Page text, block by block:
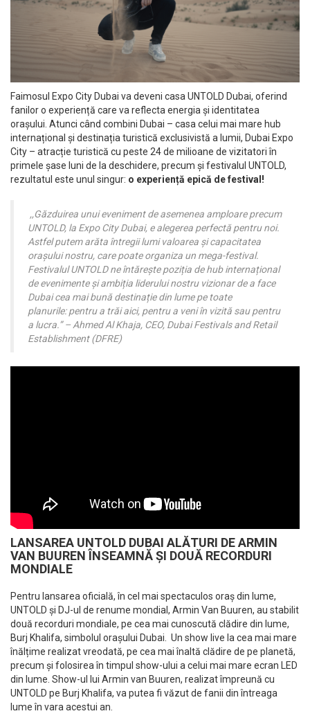
Faimosul Expo City Dubai va deveni casa UNTOLD Dubai, oferind
fanilor o experiență care va reflecta energia și identitatea
orașului. Atunci când combini Dubai – casa celui mai mare hub
internațional și destinația turistică exclusivistă a lumii, Dubai Expo
City – atracție turistică cu peste 24 de milioane de vizitatori în
primele șase luni de la deschidere, precum și festivalul UNTOLD,
rezultatul este unul singur: o experiență epică de festival!
,,Găzduirea unui eveniment de asemenea amploare precum
UNTOLD, la Expo City Dubai, e alegerea perfectă pentru noi.
Astfel putem arăta întregii lumi valoarea și capacitatea
orașului nostru, care poate organiza un mega-festival.
Festivalul UNTOLD ne întărește poziția de hub internațional
de evenimente și ambiția liderului nostru vizionar de a face
Dubai cea mai bună destinație din lume pe toate
planurile:pentru a trăi aici, pentru a veni în vizită sau pentru
a lucra.”– Ahmed Al Khaja, CEO, Dubai Festivals and Retail
Establishment (DFRE)
LANSAREA UNTOLD DUBAI ALĂTURI DE ARMIN
VAN BUUREN ÎNSEAMNĂ ȘI DOUĂ RECORDURI
MONDIALE
Pentru lansarea oficială, în cel mai spectaculos oraș din lume,
UNTOLD și DJ-ul de renume mondial, Armin Van Buuren, au stabilit
două recorduri mondiale, pe cea mai cunoscută clădire din lume,
Burj Khalifa, simbolul orașului Dubai. Un show live la cea mai mare
înălțime realizat vreodată, pe cea mai înaltă clădire de pe planetă,
precum și folosirea în timpul show-ului a celui mai mare ecran LED
din lume. Show-ul lui Armin van Buuren, realizat împreună cu
UNTOLD pe Burj Khalifa, va putea fi văzut de fanii din întreaga
lume în vara acestui an.